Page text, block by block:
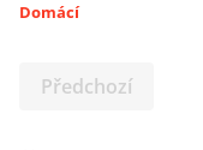
Domácí
Předchozí